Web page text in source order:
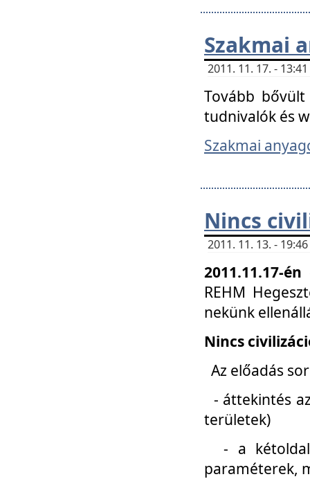
Szakmai
2011. 11. 17. -
Tovább bővült
tudnivalók és
Szakmai
Nincs
2011. 11. 13. -
2011.11.17-
REHM
nekünk
Nincs
Az előadás
- áttekintés
területek)
- a kétoldali
paraméterek,